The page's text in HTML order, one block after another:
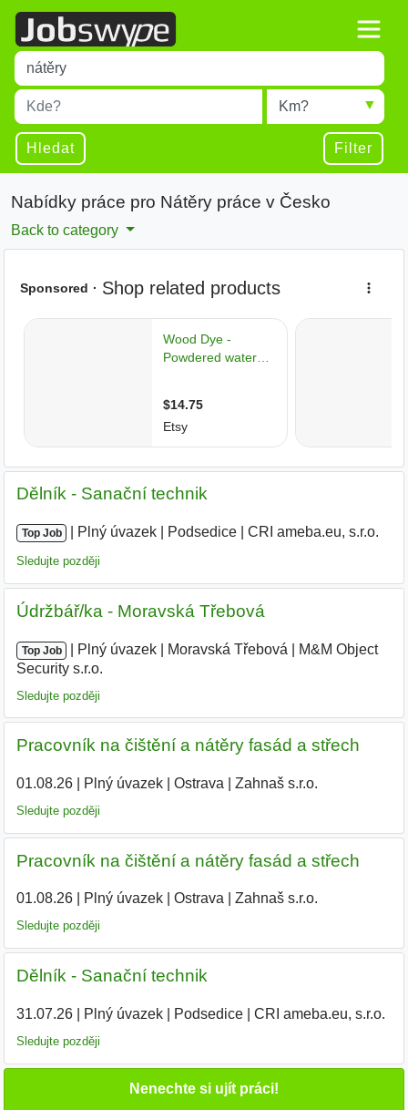
Title
Type 1 or more characters for results.
Místo
Type 1 or more characters for results.
Radius
Hledat Filter
Nabídky práce pro Nátěry práce v Česko
Back to category
Dělník - Sanační technik
Top Job Plný úvazek Podsedice CRI ameba.eu, s.r.o.
Sledujte později
Údržbář/ka - Moravská Třebová
Top Job Plný úvazek Moravská Třebová
M&M Object
Security s.r.o.
Sledujte později
Pracovník na čištění a nátěry fasád a střech
01.08.26| Plný úvazek| Ostrava Zahnaš s.r.o.
Sledujte později
Pracovník na čištění a nátěry fasád a střech
01.08.26| Plný úvazek| Ostrava Zahnaš s.r.o.
Sledujte později
Dělník - Sanační technik
31.07.26| Plný úvazek| Podsedice| CRI ameba.eu, s.r.o.
Sledujte později
Nenechte si ujít práci!